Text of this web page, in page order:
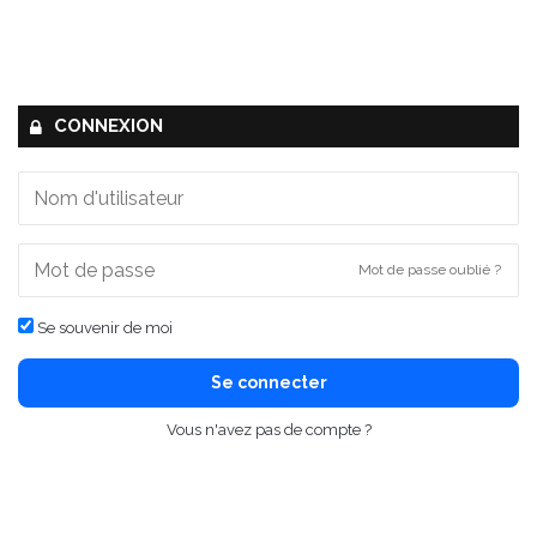
CONNEXION
Mot de passe oublié ?
Se souvenir de moi
Se connecter
Vous n'avez pas de compte ?